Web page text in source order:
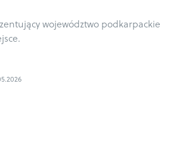
województwo podkarpackie